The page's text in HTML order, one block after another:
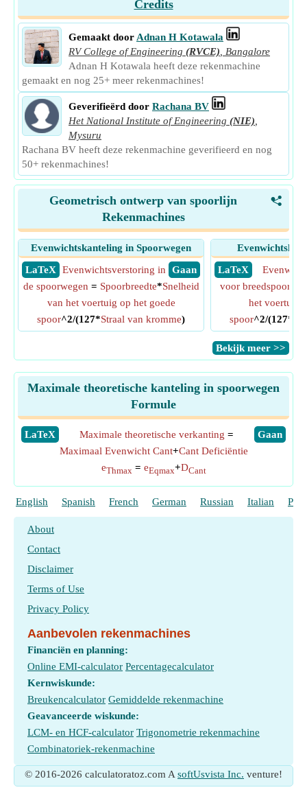
Credits
Gemaakt door Adnan H Kotawala
RV College of Engineering (RVCE)
Bangalore
Adnan H Kotawala heeft deze rekenmachine
gemaakt en nog 25+ meer rekenmachines!
Geverifieërd door Rachana BV
Het National Institute of Engineering (NIE)
Mysuru
Rachana BV heeft deze rekenmachine geverifieerd en nog
50+ rekenmachines!
<
Geometrisch ontwerp van spoorlijn
Rekenmachines
Evenwichtskanteling in Spoorwegen
​ LaTeX
​ Gaan
Evenwichtsverstoring in
de spoorwegen = Spoorbreedte*Snelheid
van het voertuig op het goede
spoor^2/(127*Straal van kromme)
​ LaTeX
voor breedspoor
het voertuig
spoor^2/(127*
​Bekijk meer >>
Maximale theoretische kanteling in spoorwegen
Formule
​LaTeX ​Gaan
Maximale theoretische verkanting =
Maximaal Evenwicht Cant+Cant Deficiëntie
eThmax = eEqmax+DCant
English Spanish French German Russian Italian
About
Contact
Disclaimer
Terms of Use
Privacy Policy
Aanbevolen rekenmachines
Financiën en planning:
Online EMI-calculator Percentagecalculator
Kernwiskunde:
Breukencalculator Gemiddelde rekenmachine
Geavanceerde wiskunde:
LCM- en HCF-calculator Trigonometrie rekenmachine
Combinatoriek-rekenmachine
© 2016-2026 calculatoratoz.com A softUsvista Inc. venture!